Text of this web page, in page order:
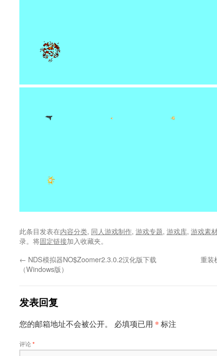
此条目发表在内容分类, 同人游戏制作, 游戏专题, 游戏库, 游戏素
录。将固定链接加入收藏夹。
← NDS模拟器NO$Zoomer2.3.0.2汉化版下载
（Windows版）
重装
发表回复
您的邮箱地址不会被公开。 必填项已用 * 标注
评论*